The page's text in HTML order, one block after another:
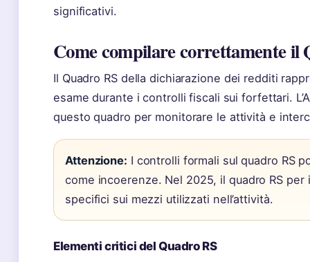
significativi.
Come compilare correttamente il
Il Quadro RS della dichiarazione dei redditi
esame durante i controlli fiscali sui forfettari.
questo quadro per monitorare le attività e
Attenzione: I controlli formali sul quadro RS
come incoerenze. Nel 2025, il quadro RS
specifici sui mezzi utilizzati nell’attività.
Elementi critici del Quadro RS